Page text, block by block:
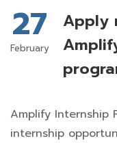
27
February
Apply
Amplify Internship
internship